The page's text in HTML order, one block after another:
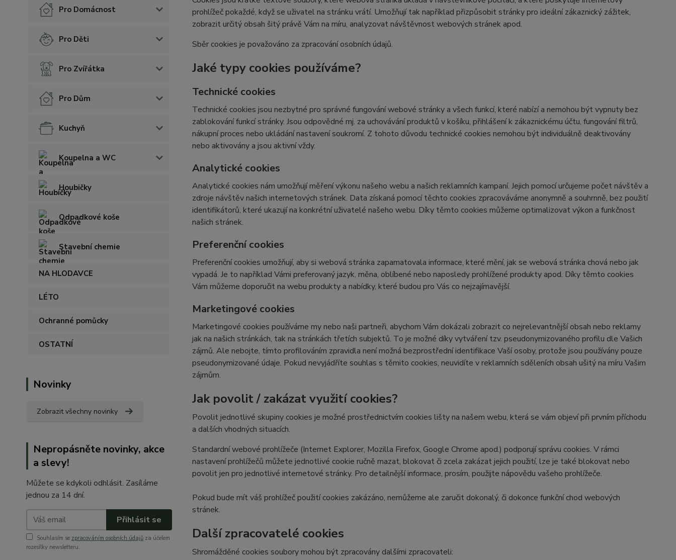
Pro Domácnost
Pro Děti
Pro Zvířátka
Pro Dům
Kuchyň
Koupelna a WC
Houbičky
Odpadkové koše
Stavební chemie
NA HLODAVCE
LÉTO
Ochranné pomůcky
OSTATNÍ
Novinky
Zobrazit všechny novinky
Nepropásněte novinky, akce
a slevy!
Můžete se kdykoli odhlásit. Zasíláme
jednou za 14 dní.
Přihlásit se
Souhlasím se zpracováním osobních údajů za účelem
rozesílky newsletteru.
prohlížeč pokaždé, když se uživatel na stránku vrátí. Umožňují tak například přizpůsobit stránky pro ideální zákaznický zážitek,
zobrazit určitý obsah šitý právě Vám na míru, analyzovat návštěvnost webových stránek apod.
Sběr cookies je považováno za zpracování osobních údajů.
Jaké typy cookies používáme?
Technické cookies
Technické cookies jsou nezbytné pro správné fungování webové stránky a všech funkcí, které nabízí a nemohou být vypnuty bez
zablokování funkcí stránky. Jsou odpovědné mj. za uchovávání produktů v košíku, přihlášení k zákaznickému účtu, fungování filtrů,
nákupní proces nebo ukládání nastavení soukromí. Z tohoto důvodu technické cookies nemohou být individuálně deaktivovány
nebo aktivovány a jsou aktivní vždy.
Analytické cookies
Analytické cookies nám umožňují měření výkonu našeho webu a našich reklamních kampaní. Jejich pomocí určujeme počet návštěv a
zdroje návštěv našich internetových stránek. Data získaná pomocí těchto cookies zpracováváme anonymně a souhrnně, bez použití
identifikátorů, které ukazují na konkrétní uživatelé našeho webu. Díky těmto cookies můžeme optimalizovat výkon a funkčnost
našich stránek.
Preferenční cookies
Preferenční cookies umožňují, aby si webová stránka zapamatovala informace, které mění, jak se webová stránka chová nebo jak
vypadá. Je to například Vámi preferovaný jazyk, měna, oblíbené nebo naposledy prohlížené produkty apod. Díky těmto cookies
Vám můžeme doporučit na webu produkty a nabídky, které budou pro Vás co nejzajímavější.
Marketingové cookies
Marketingové cookies používáme my nebo naši partneři, abychom Vám dokázali zobrazit co nejrelevantnější obsah nebo reklamy
jak na našich stránkách, tak na stránkách třetích subjektů. To je možné díky vytváření tzv. pseudonymizovaného profilu dle Vašich
zájmů. Ale nebojte, tímto profilováním zpravidla není možná bezprostřední identifikace Vaší osoby, protože jsou používány pouze
pseudonymizované údaje. Pokud nevyjádříte souhlas s těmito cookies, neuvidíte v reklamních sděleních obsah ušitý na míru Vašim
zájmům.
Jak povolit / zakázat využití cookies?
Povolit jednotlivé skupiny cookies je možné prostřednictvím cookies lišty na našem webu, která se vám objeví při prvním příchodu
a dalších vhodných situacích.
Standardní webové prohlížeče (Internet Explorer, Mozilla Firefox, Google Chrome apod.) podporují správu cookies. V rámci
nastavení prohlížečů můžete jednotlivé cookie ručně mazat, blokovat či zcela zakázat jejich použití, lze je také blokovat nebo
povolit jen pro jednotlivé internetové stránky. Pro detailnější informace, prosím, použijte nápovědu vašeho prohlížeče.
Pokud bude mít váš prohlížeč použití cookies zakázáno, nemůžeme ale zaručit dokonalý, či dokonce funkční chod webových
stránek.
Další zpracovatelé cookies
Shromážděné cookies soubory mohou být zpracovány dalšími zpracovateli: